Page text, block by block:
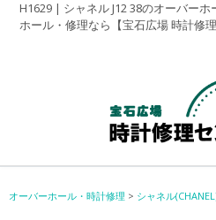
H1629 | シャネル J12 38のオーバー
ホール・修理なら【宝石広場 時計修
オーバーホール・時計修理 > シャネル